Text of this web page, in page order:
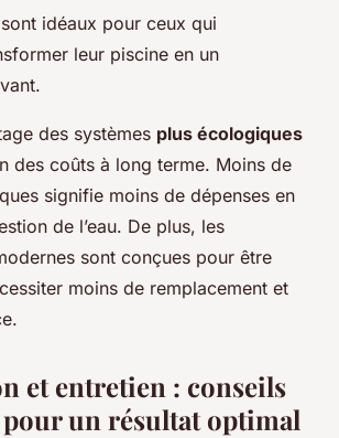
idéaux pour ceux qui
leur piscine en un
des systèmes plus écologiques
des coûts à long terme. Moins de
signifie moins de dépenses en
de l’eau. De plus, les
sont conçues pour être
moins de remplacement et
et entretien : conseils
un résultat optimal